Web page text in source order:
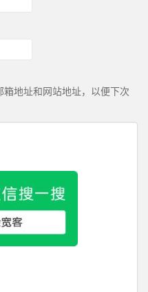
地址和网站地址，以便下次